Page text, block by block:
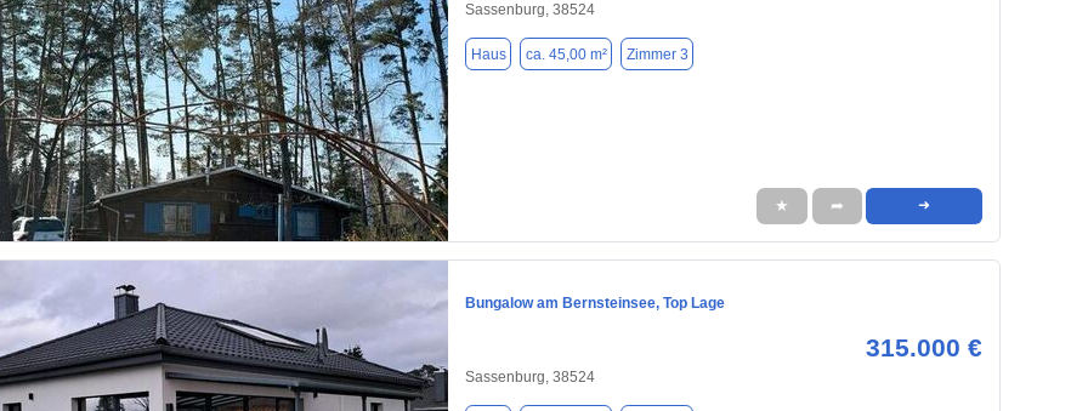
1 / 10
Sassenburg, 38524
Haus ca. 45,00 m² Zimmer 3
★ ➦ ➜
Bungalow am Bernsteinsee, Top Lage
315.000 €
Sassenburg, 38524